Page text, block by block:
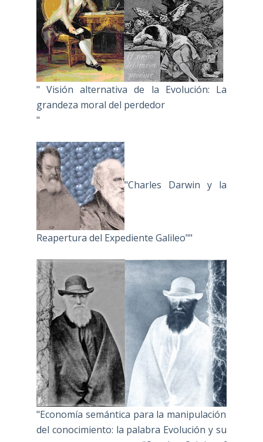
" Visión alternativa de la Evolución: La
grandeza moral del perdedor
"
"Charles Darwin y la
Reapertura del Expediente Galileo""
"Economía semántica para la manipulación
del conocimiento: la palabra Evolución y su